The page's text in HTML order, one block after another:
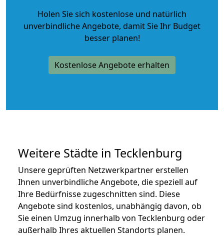
Holen Sie sich kostenlose und natürlich
unverbindliche Angebote, damit Sie Ihr Budget
besser planen!
Kostenlose Angebote erhalten
Weitere Städte in Tecklenburg
Unsere geprüften Netzwerkpartner erstellen
Ihnen unverbindliche Angebote, die speziell auf
Ihre Bedürfnisse zugeschnitten sind. Diese
Angebote sind kostenlos, unabhängig davon, ob
Sie einen Umzug innerhalb von Tecklenburg oder
außerhalb Ihres aktuellen Standorts planen.